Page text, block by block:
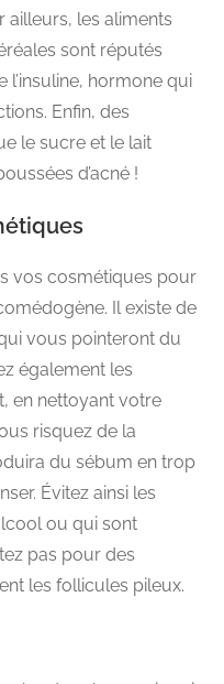
ailleurs, les aliments
sont réputés
hormone qui
Enfin, des
le sucre et le lait
d’acné !
vos cosmétiques pour
Il existe de
vous pointeront du
également les
en nettoyant votre
risquez de la
du sébum en trop
Évitez ainsi les
ou qui sont
pas pour des
les follicules pileux.